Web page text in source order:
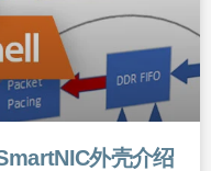
外壳介绍